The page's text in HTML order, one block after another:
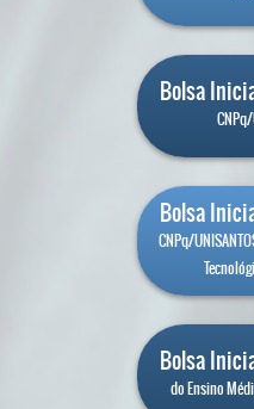
Bolsa
Bolsa
CNPq/
Bolsa
do Ensino